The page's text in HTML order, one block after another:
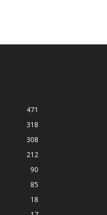
471
318
308
212
90
85
18